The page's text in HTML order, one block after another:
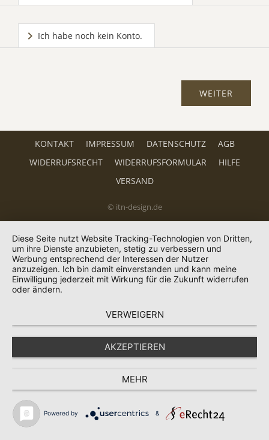
Ich habe noch kein Konto.
KONTAKT IMPRESSUM DATENSCHUTZ
AGB
WIDERRUFSRECHT
WIDERRUFSFORMULAR
HILFE
VERSAND
© itn-design.de
Diese Seite nutzt Website Tracking-Technologien von Dritten,
um ihre Dienste anzubieten, stetig zu verbessern und
Werbung entsprechend der Interessen der Nutzer
anzuzeigen. Ich bin damit einverstanden und kann meine
Einwilligung jederzeit mit Wirkung für die Zukunft widerrufen
oder ändern.
VERWEIGERN
AKZEPTIEREN
MEHR
Powered by &